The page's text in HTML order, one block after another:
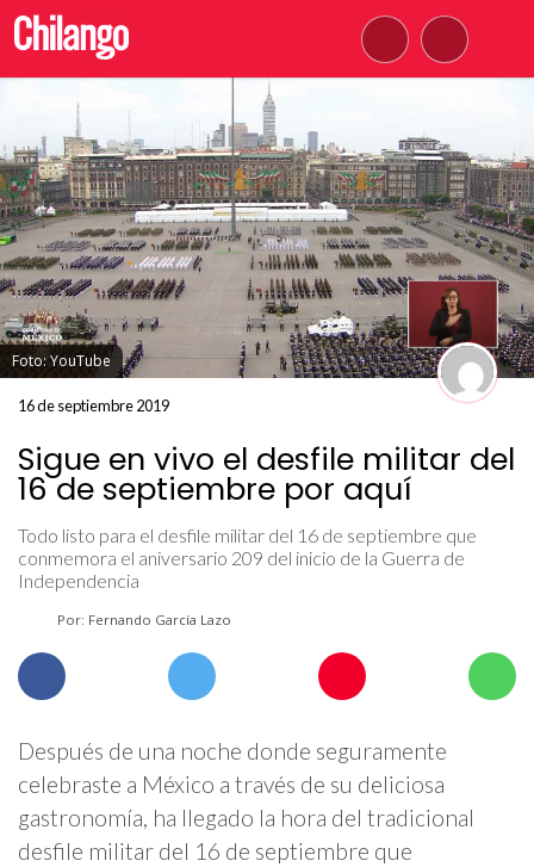
Foto: YouTube
16 de septiembre 2019
Sigue en vivo el desfile militar del
16 de septiembre por aquí
Todo listo para el desfile militar del 16 de septiembre que
conmemora el aniversario 209 del inicio de la Guerra de
Independencia
Por: Fernando García Lazo
Después de una noche donde seguramente
celebraste a México a través de su deliciosa
gastronomía, ha llegado la hora del tradicional
desfile militar del 16 de septiembre que